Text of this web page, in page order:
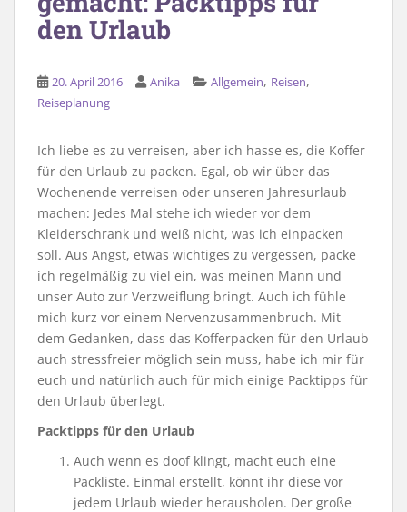
den Urlaub
20. April 2016 Anika Allgemein, Reisen,
Reiseplanung
Ich liebe es zu verreisen, aber ich hasse es, die Koffer
für den Urlaub zu packen. Egal, ob wir über das
Wochenende verreisen oder unseren Jahresurlaub
machen: Jedes Mal stehe ich wieder vor dem
Kleiderschrank und weiß nicht, was ich einpacken
soll. Aus Angst, etwas wichtiges zu vergessen, packe
ich regelmäßig zu viel ein, was meinen Mann und
unser Auto zur Verzweiflung bringt. Auch ich fühle
mich kurz vor einem Nervenzusammenbruch. Mit
dem Gedanken, dass das Kofferpacken für den Urlaub
auch stressfreier möglich sein muss, habe ich mir für
euch und natürlich auch für mich einige Packtipps für
den Urlaub überlegt.
Packtipps für den Urlaub
Auch wenn es doof klingt, macht euch eine
Packliste. Einmal erstellt, könnt ihr diese vor
jedem Urlaub wieder herausholen. Der große